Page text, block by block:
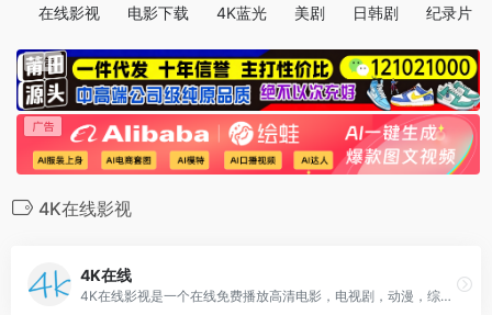
在线影视 电影下载 4K蓝光 美剧 日韩剧 纪录片
4K在线影视
4K在线
4K在线影视是一个在线免费播放高清电影，电视剧，动漫，综艺和短剧的综合影视网站。其以播放速度快，资源多，界面干净整洁而被大家熟知。希望在这里能给大家带来一丝轻松惬意的时刻。